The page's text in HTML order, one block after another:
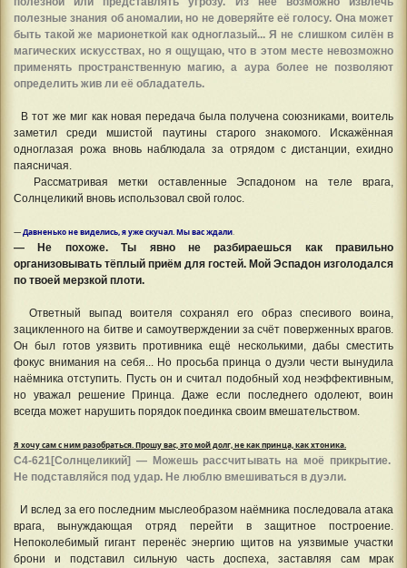
полезные знания об аномалии, но не доверяйте её голосу. Она может
быть такой же марионеткой как одноглазый... Я не слишком силён в
магических искусствах, но я ощущаю, что в этом месте невозможно
применять пространственную магию, а аура более не позволяют
определить жив ли её обладатель.
В тот же миг как новая передача была получена союзниками, воитель
заметил среди мшистой паутины старого знакомого. Искажённая
одноглазая рожа вновь наблюдала за отрядом с дистанции, ехидно
паясничая.
Рассматривая метки оставленные Эспадоном на теле врага,
Солнцеликий вновь использовал свой голос.
—Давненько не виделись, я уже скучал. Мы вас ждали.
— Не похоже. Ты явно не разбираешься как правильно
организовывать тёплый приём для гостей. Мой Эспадон изголодался
по твоей мерзкой плоти.
Ответный выпад воителя сохранял его образ спесивого воина,
зацикленного на битве и самоутверждении за счёт поверженных врагов.
Он был готов уязвить противника ещё несколькими, дабы сместить
фокус внимания на себя... Но просьба принца о дуэли чести вынудила
наëмника отступить. Пусть он и считал подобный ход неэффективным,
но уважал решение Принца. Даже если последнего одолеют, воин
всегда может нарушить порядок поединка своим вмешательством.
Я хочу сам с ним разобраться. Прошу вас, это мой долг, не как принца, как хтоника.
С4-621[Солнцеликий] — Можешь рассчитывать на моë прикрытие.
Не подставляйся под удар. Не люблю вмешиваться в дуэли.
И вслед за его последним мыслеобразом наëмника последовала атака
врага, вынуждающая отряд перейти в защитное построение.
Непоколебимый гигант перенëс энергию щитов на уязвимые участки
брони и подставил сильную часть доспеха, заставляя сам мрак